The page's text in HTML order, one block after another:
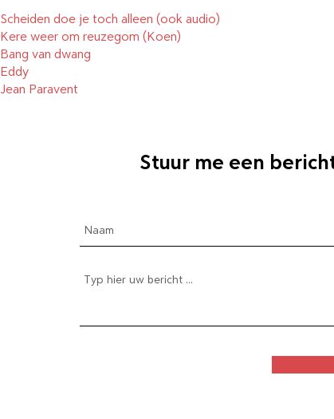
Scheiden doe je toch alleen (ook audio)
Kere weer om reuzegom (Koen)
Bang van dwang
Eddy
Jean Paravent
Stuur me een